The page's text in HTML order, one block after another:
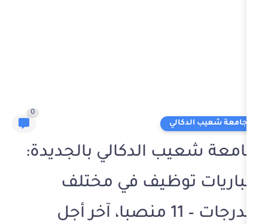
الدكالي بالجديدة:
في مختلف
الدرجات – 11 منصبا، آخر أجل